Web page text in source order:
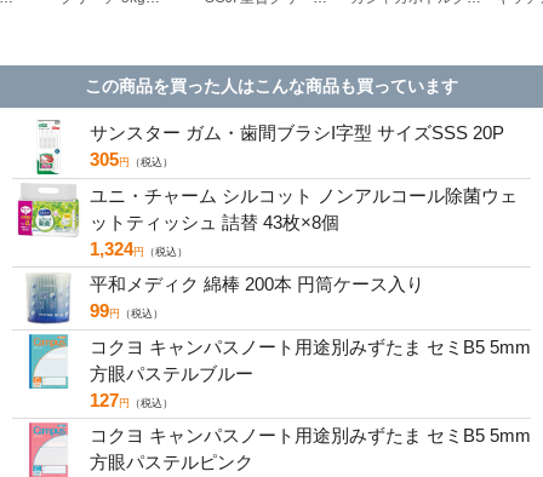
この商品を買った人はこんな商品も買っています
サンスター ガム・歯間ブラシI字型 サイズSSS 20P
305円 （税込）
ユニ・チャーム シルコット ノンアルコール除菌ウェ
ットティッシュ 詰替 43枚×8個
1,324円 （税込）
平和メディク 綿棒 200本 円筒ケース入り
99円 （税込）
コクヨ キャンパスノート用途別みずたま セミB5 5mm
方眼パステルブルー
127円 （税込）
コクヨ キャンパスノート用途別みずたま セミB5 5mm
方眼パステルピンク